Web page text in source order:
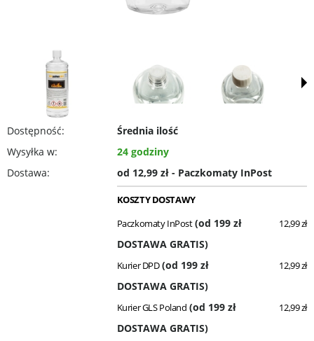
Dostępność:
Średnia ilość
Wysyłka w:
24 godziny
Dostawa:
od 12,99 zł - Paczkomaty InPost
KOSZTY DOSTAWY
Paczkomaty InPost(od 199 zł
DOSTAWA GRATIS)
12,99 zł
Kurier DPD(od 199 zł
DOSTAWA GRATIS)
12,99 zł
Kurier GLS Poland (od 199 zł
DOSTAWA GRATIS)
12,99 zł